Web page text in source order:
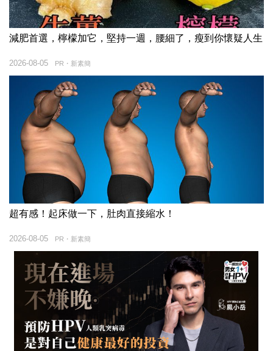
減肥首選，檸檬加它，堅持一週，腰細了，瘦到你懷疑人生
PR・新素簡
2026-08-05
超有感！起床做一下，肚肉直接縮水！
PR・新素簡
2026-08-05